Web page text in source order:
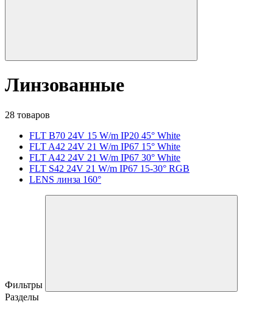
Линзованные
28 товаров
FLT B70 24V 15 W/m IP20 45° White
FLT A42 24V 21 W/m IP67 15° White
FLT A42 24V 21 W/m IP67 30° White
FLT S42 24V 21 W/m IP67 15-30° RGB
LENS линза 160°
Фильтры
Разделы